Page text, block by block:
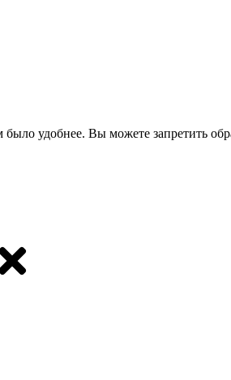
удобнее. Вы можете запретить